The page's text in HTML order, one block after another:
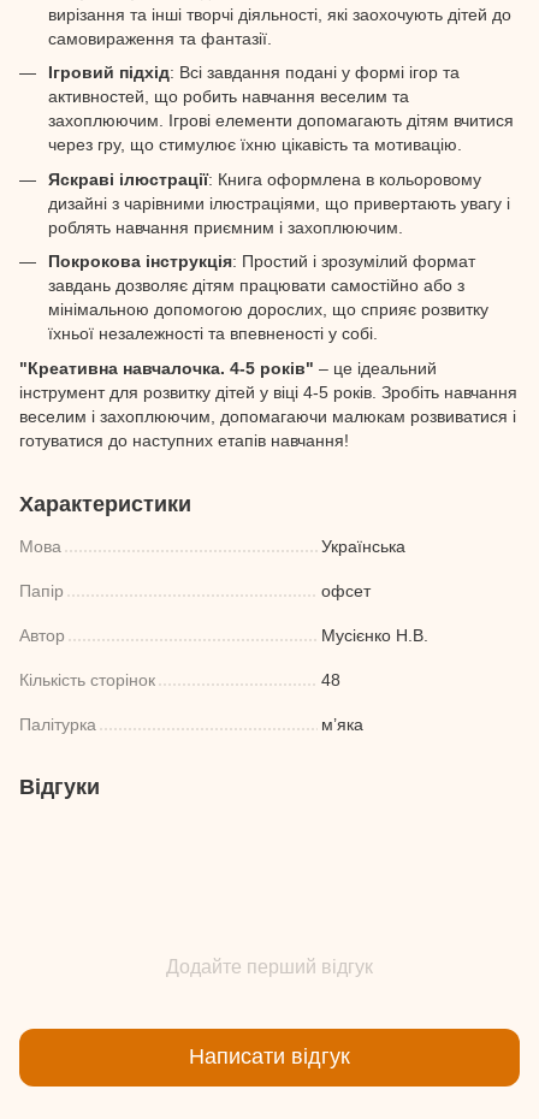
вирізання та інші творчі діяльності, які заохочують дітей до
самовираження та фантазії.
Ігровий підхід: Всі завдання подані у формі ігор та
активностей, що робить навчання веселим та
захоплюючим. Ігрові елементи допомагають дітям вчитися
через гру, що стимулює їхню цікавість та мотивацію.
Яскраві ілюстрації: Книга оформлена в кольоровому
дизайні з чарівними ілюстраціями, що привертають увагу і
роблять навчання приємним і захоплюючим.
Покрокова інструкція: Простий і зрозумілий формат
завдань дозволяє дітям працювати самостійно або з
мінімальною допомогою дорослих, що сприяє розвитку
їхньої незалежності та впевненості у собі.
"Креативна навчалочка. 4-5 років" – це ідеальний
інструмент для розвитку дітей у віці 4-5 років. Зробіть навчання
веселим і захоплюючим, допомагаючи малюкам розвиватися і
готуватися до наступних етапів навчання!
Характеристики
Мова Українська
Папір офсет
Автор Мусієнко Н.В.
Кількість сторінок 48
Палітурка м’яка
Відгуки
Додайте перший відгук
Написати відгук